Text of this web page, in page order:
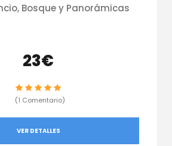
Bosque y Panorámicas
23€
(1 Comentario)
VER DETALLES